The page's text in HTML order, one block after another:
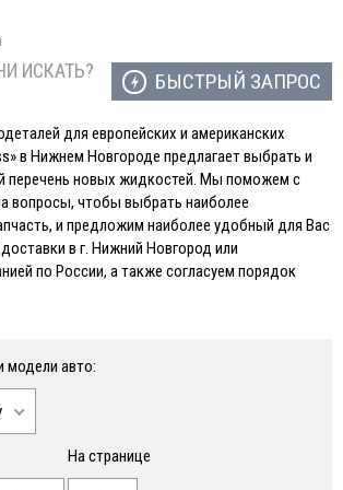
ИСКАТЬ? БЫСТРЫЙ ЗАПРОС
для европейских и американских
в Нижнем Новгороде предлагает выбрать и
перечень новых жидкостей. Мы поможем с
вопросы, чтобы выбрать наиболее
и предложим наиболее удобный для Вас
в г. Нижний Новгород или
по России, а также согласуем порядок
модели авто:
На странице